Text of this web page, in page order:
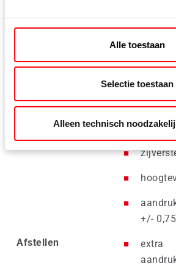
Alle toestaan
Selectie toestaan
Alleen technisch
Kozijnmateriaal Hout,
Vleugelgewicht Max. 80 kg
Afstellen
+/-
extra